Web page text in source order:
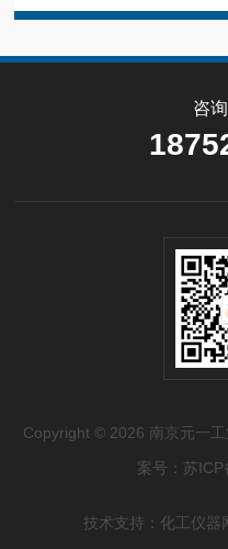
咨
Copyright © 2026 南京元一
案号：苏
技术支持： 化工仪器